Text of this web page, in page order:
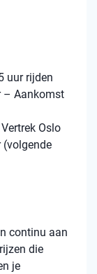
uur rijden
– Aankomst
Oslo
continu aan
die
je